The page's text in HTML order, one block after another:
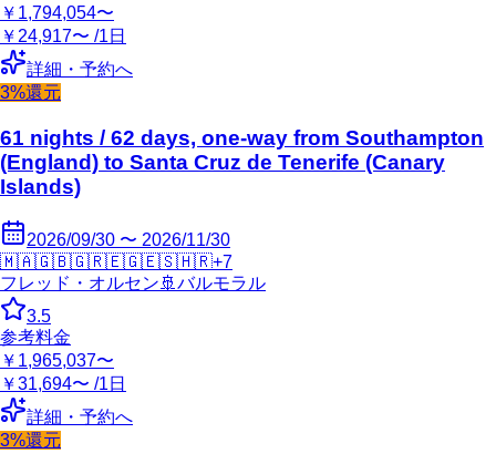
￥1,794,054〜
￥24,917〜 /1日
詳細・予約へ
3%還元
61 nights / 62 days, one-way from Southampton
(England) to Santa Cruz de Tenerife (Canary
Islands)
2026/09/30 〜 2026/11/30
🇲🇦🇬🇧🇬🇷🇪🇬🇪🇸🇭🇷+7
フレッド・オルセン 🚢 バルモラル
3.5
参考料金
￥1,965,037〜
￥31,694〜 /1日
詳細・予約へ
3%還元